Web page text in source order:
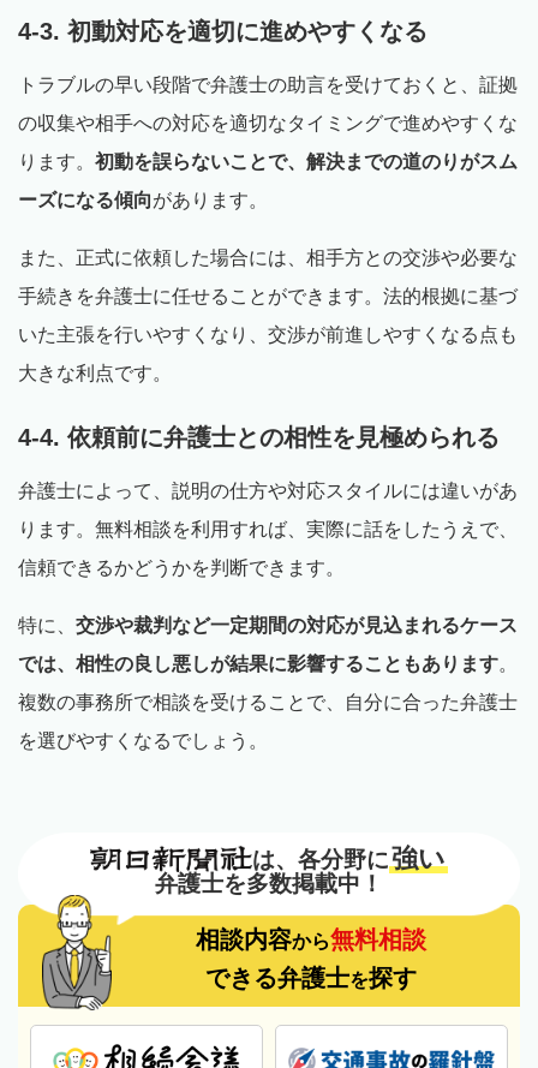
4-3. 初動対応を適切に進めやすくなる
トラブルの早い段階で弁護士の助言を受けておくと、証拠
の収集や相手への対応を適切なタイミングで進めやすくな
ります。 初動を誤らないことで、解決までの道のりがスム
ーズになる傾向があります。
また、正式に依頼した場合には、相手方との交渉や必要な
手続きを弁護士に任せることができます。法的根拠に基づ
いた主張を行いやすくなり、交渉が前進しやすくなる点も
大きな利点です。
4-4. 依頼前に弁護士との相性を見極められる
弁護士によって、説明の仕方や対応スタイルには違いがあ
ります。無料相談を利用すれば、実際に話をしたうえで、
信頼できるかどうかを判断できます。
特に、 交渉や裁判など一定期間の対応が見込まれるケース
では、相性の良し悪しが結果に影響することもあります。
複数の事務所で相談を受けることで、自分に合った弁護士
を選びやすくなるでしょう。
は、各分野に強い
弁護士を多数掲載中！
相談内容から無料相談
できる弁護士を探す